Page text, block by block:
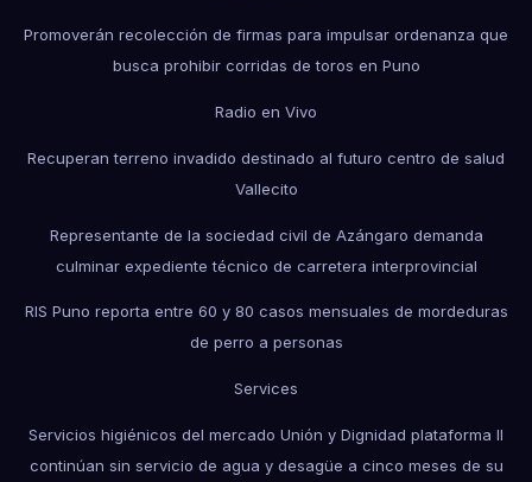
Promoverán recolección de firmas para impulsar ordenanza que
busca prohibir corridas de toros en Puno
Radio en Vivo
Recuperan terreno invadido destinado al futuro centro de salud
Vallecito
Representante de la sociedad civil de Azángaro demanda
culminar expediente técnico de carretera interprovincial
RIS Puno reporta entre 60 y 80 casos mensuales de mordeduras
de perro a personas
Services
Servicios higiénicos del mercado Unión y Dignidad plataforma II
continúan sin servicio de agua y desagüe a cinco meses de su